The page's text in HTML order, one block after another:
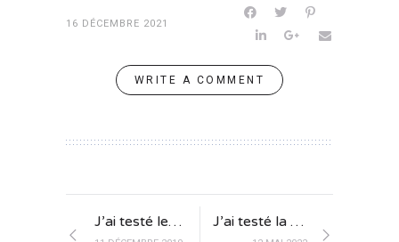
16 DÉCEMBRE 2021
WRITE A COMMENT
J’ai testé les fêtes de Saint-Nicolas à Nancy J’ai testé la sylvothérapie dans le Sundgau